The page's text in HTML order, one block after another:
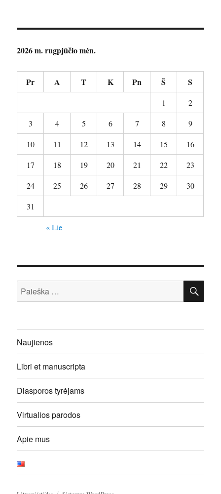
2026 m. rugpjūčio mėn.
Pr A T K Pn Š S
1
2
3
4 5 6 7 8
9
10
11 12 13 14 15
16
17
18 19 20 21 22
23
24
25 26 27 28 29
30
31
« Lie
Ieškoti:
Naujienos
Libri et manuscripta
Diasporos tyrėjams
Virtualios parodos
Apie mus